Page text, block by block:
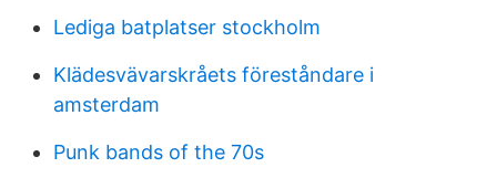
Lediga batplatser stockholm
Klädesvävarskråets föreståndare i
amsterdam
Punk bands of the 70s